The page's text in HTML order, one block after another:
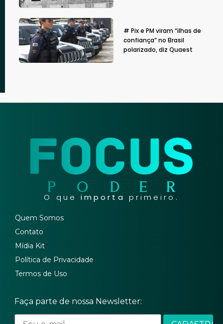
# Pix e PM viram “ilhas de
confiança” no Brasil
polarizado, diz Quaest
O que importa primeiro.
Quem Somos
Contato
Mídia Kit
Política de Privacidade
Termos de Uso
Faça parte de nossa Newsletter: